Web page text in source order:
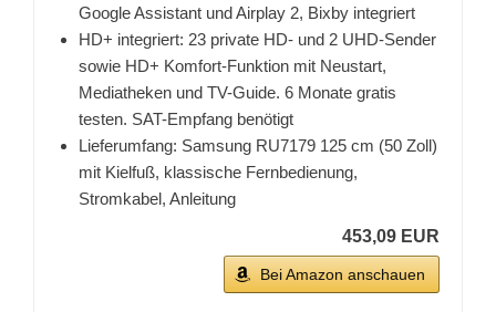
Google Assistant und Airplay 2, Bixby integriert
HD+ integriert: 23 private HD- und 2 UHD-Sender
sowie HD+ Komfort-Funktion mit Neustart,
Mediatheken und TV-Guide. 6 Monate gratis
testen. SAT-Empfang benötigt
Lieferumfang: Samsung RU7179 125 cm (50 Zoll)
mit Kielfuß, klassische Fernbedienung,
Stromkabel, Anleitung
453,09 EUR
Bei Amazon anschauen